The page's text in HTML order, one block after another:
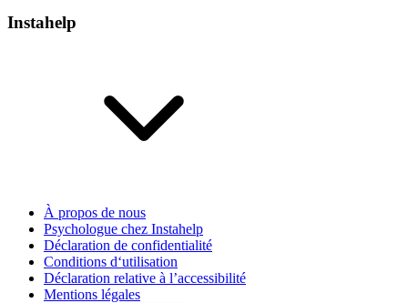
Instahelp
À propos de nous
Psychologue chez Instahelp
Déclaration de confidentialité
Conditions d‘utilisation
Déclaration relative à l’accessibilité
Mentions légales